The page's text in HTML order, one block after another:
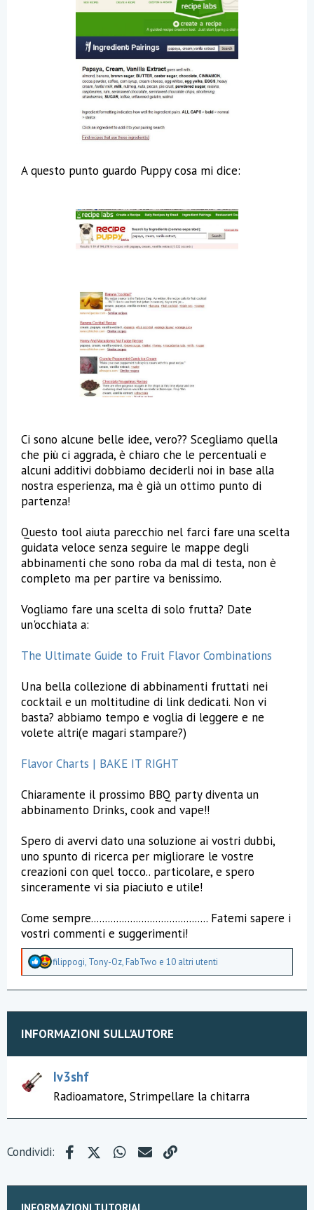
A questo punto guardo Puppy cosa mi dice:
Ci sono alcune belle idee, vero?? Scegliamo quella
che più ci aggrada, è chiaro che le percentuali e
alcuni additivi dobbiamo deciderli noi in base alla
nostra esperienza, ma è già un ottimo punto di
partenza!
Questo tool aiuta parecchio nel farci fare una scelta
guidata veloce senza seguire le mappe degli
abbinamenti che sono roba da mal di testa, non è
completo ma per partire va benissimo.
Vogliamo fare una scelta di solo frutta? Date
un'occhiata a:
The Ultimate Guide to Fruit Flavor Combinations
Una bella collezione di abbinamenti fruttati nei
cocktail e un moltitudine di link dedicati. Non vi
basta? abbiamo tempo e voglia di leggere e ne
volete altri(e magari stampare?)
Flavor Charts | BAKE IT RIGHT
Chiaramente il prossimo BBQ party diventa un
abbinamento Drinks, cook and vape!!
Spero di avervi dato una soluzione ai vostri dubbi,
uno spunto di ricerca per migliorare le vostre
creazioni con quel tocco.. particolare, e spero
sinceramente vi sia piaciuto e utile!
Come sempre.......................................... Fatemi sapere i
vostri commenti e suggerimenti!
A
r
z
a
n
t
filippogi, Tony-Oz, FabTwo e 10 altri utenti
INFORMAZIONI SULL'AUTORE
Iv3shf
Radioamatore, Strimpellare la chitarra
Condividi: FacebookX (Twitter)WhatsApp
e-mail